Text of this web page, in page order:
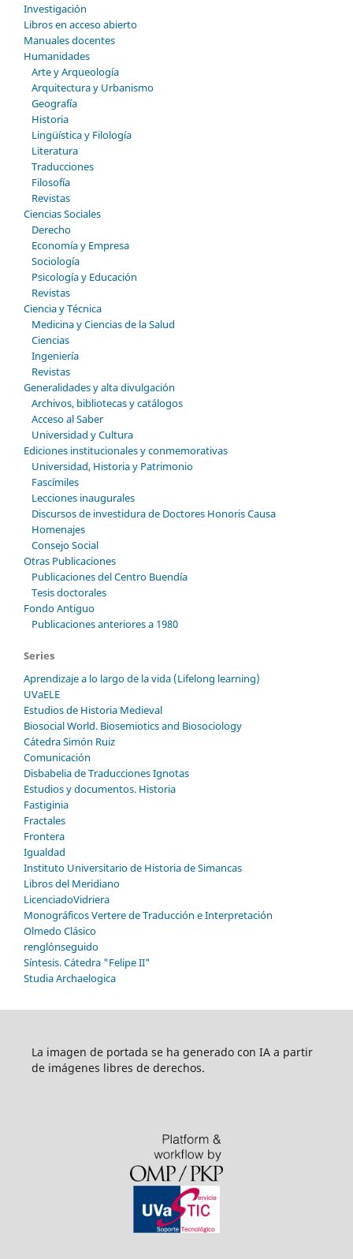
Investigación
Libros en acceso abierto
Manuales docentes
Humanidades
Arte y Arqueología
Arquitectura y Urbanismo
Geografía
Historia
Lingüística y Filología
Literatura
Traducciones
Filosofía
Revistas
Ciencias Sociales
Derecho
Economía y Empresa
Sociología
Psicología y Educación
Revistas
Ciencia y Técnica
Medicina y Ciencias de la Salud
Ciencias
Ingeniería
Revistas
Generalidades y alta divulgación
Archivos, bibliotecas y catálogos
Acceso al Saber
Universidad y Cultura
Ediciones institucionales y conmemorativas
Universidad, Historia y Patrimonio
Fascímiles
Lecciones inaugurales
Discursos de investidura de Doctores Honoris Causa
Homenajes
Consejo Social
Otras Publicaciones
Publicaciones del Centro Buendía
Tesis doctorales
Fondo Antiguo
Publicaciones anteriores a 1980
Series
Aprendizaje a lo largo de la vida (Lifelong learning)
UVaELE
Estudios de Historia Medieval
Biosocial World. Biosemiotics and Biosociology
Cátedra Simón Ruiz
Comunicación
Disbabelia de Traducciones Ignotas
Estudios y documentos. Historia
Fastiginia
Fractales
Frontera
Igualdad
Instituto Universitario de Historia de Simancas
Libros del Meridiano
LicenciadoVidriera
Monográficos Vertere de Traducción e Interpretación
Olmedo Clásico
renglónseguido
Síntesis. Cátedra "Felipe II"
Studia Archaelogica
La imagen de portada se ha generado con IA a partir
de imágenes libres de derechos.